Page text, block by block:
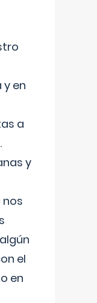
en
a
y
el
en